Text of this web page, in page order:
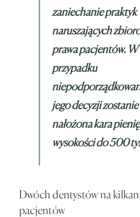
zaniechanie praktyk
naruszających
prawa pacjentów. W
przypadku
jego decyzji
nałożona kara
wysokości do 500
Dwóch dentystów na
pacjentów